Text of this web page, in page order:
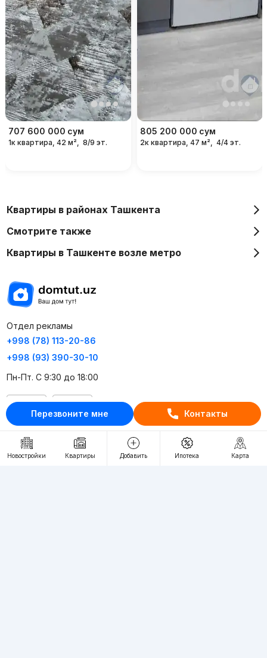
Перезвоните мне Контакты
707 600 000 сум
1к квартира, 42 м², 8/9 эт.
805 200 000 сум
2к квартира, 47 м², 4/4 эт.
Новостройки Квартиры Добавить Ипотека Карта
Квартиры в районах Ташкента
Смотрите также
Квартиры в Ташкенте возле метро
Отдел рекламы
+998 (78) 113-20-86
+998 (93) 390-30-10
Пн-Пт. С 9:30 до 18:00
RU
Контакты
О проекте